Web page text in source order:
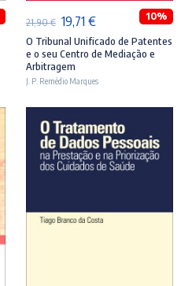
21,90€ O
preço
original
era:
21,90 €.
19,71 €O
preço
atual
é:
19,71 €.
10%
O Tribunal Unificado de Patentes
e o seu Centro de Mediação e
Arbitragem
J. P. Remédio Marques